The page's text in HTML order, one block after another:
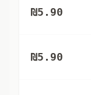
₪5.90
₪5.90